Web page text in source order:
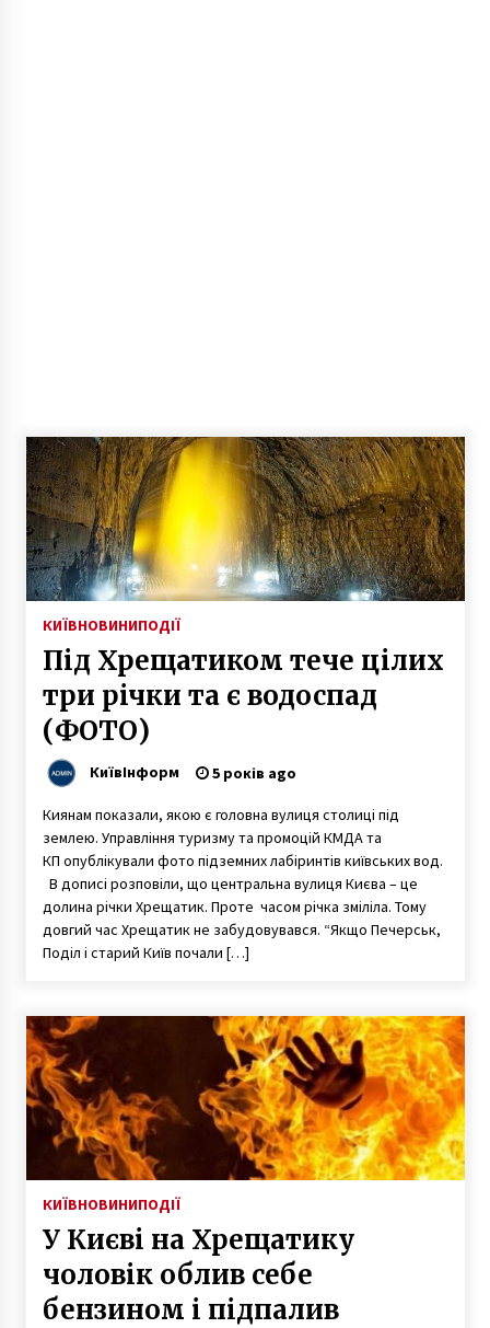
Росія знову хоче розглянути український
закон про мову в РБ ООН
7 років ago
Під Києвом п’яний коп на “євроблясі” в’їхав у
зупинку, загинула жінка (Фото)
7 років ago
Як буде працювати громадський транспорт
на Різдво
8 років ago
пасажиропотоку через карантин
Трещины на станции метро Героев
Днепра(ФОТО)
10 років ago
В КГГА повідомили, скільки буде коштувати
КИЇВНОВИНИПОДІЇ
Під Хрещатиком тече цілих
три річки та є водоспад
(ФОТО)
КиївІнформ 5 років ago
Киянам показали, якою є головна вулиця столиці під
землею. Управління туризму та промоцій КМДА та
КП опублікували фото підземних лабіринтів київських вод.
В дописі розповіли, що центральна вулиця Києва – це
долина річки Хрещатик. Проте часом річка зміліла. Тому
довгий час Хрещатик не забудовувався. “Якщо Печерськ,
Поділ і старий Київ почали […]
КИЇВНОВИНИПОДІЇ
У Києві на Хрещатику
чоловік облив себе
бензином і підпалив